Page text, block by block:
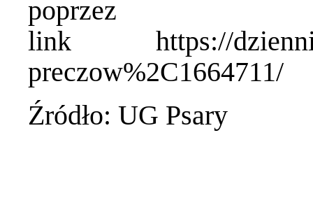
poprzez
link https://
preczow%2C1664711/
Źródło: UG Psary